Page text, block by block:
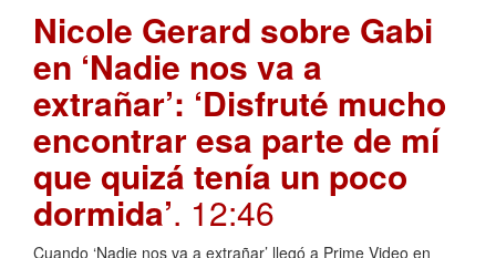
Nicole Gerard sobre Gabi
en ‘Nadie nos va a
extrañar’: ‘Disfruté mucho
encontrar esa parte de mí
que quizá tenía un poco
dormida’. 12:46
Cuando ‘Nadie nos va a extrañar’ llegó a Prime Video en